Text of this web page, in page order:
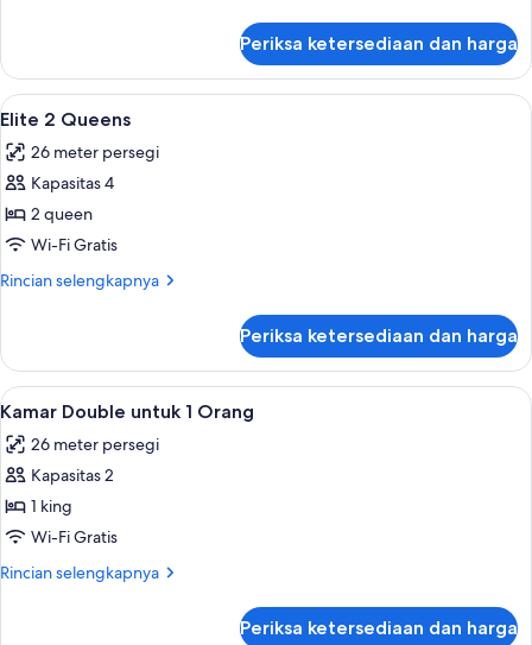
Select
Queens
Periksa ketersediaan dan harga
Lihat
semua
foto
untuk
Elite
2
Queens
Elite 2 Queens | Seprai premium,
5
Elite 2 Queens
26 meter persegi
Kapasitas 4
2 queen
Wi-Fi Gratis
Rincian selengkapnya
Rincian
Elite
Queens
Periksa ketersediaan dan harga
Lihat
semua
foto
untuk
Kamar
Double
untuk
Kamar Double untuk 1 Orang |
4
Kamar Double untuk 1 Orang
26 meter persegi
Kapasitas 2
1 king
Wi-Fi Gratis
Rincian selengkapnya
Rincian
Periksa ketersediaan dan harga